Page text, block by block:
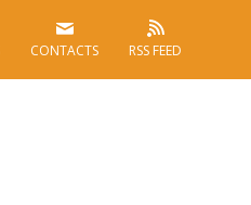
CONTACTS RSS FEED